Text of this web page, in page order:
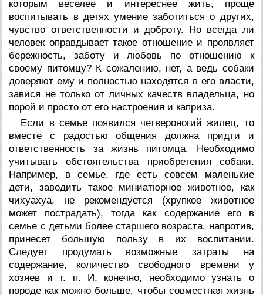
которым веселее и интереснее жить, проще
воспитывать в детях умение заботиться о других,
чувство ответственности и доброту. Но всегда ли
человек оправдывает такое отношение и проявляет
бережность, заботу и любовь по отношению к
своему питомцу? К сожалению, нет, а ведь собаки
доверяют ему и полностью находятся в его власти,
завися не только от личных качеств владельца, но
порой и просто от его настроения и каприза.
Если в семье появился четвероногий жилец, то
вместе с радостью общения должна придти и
ответственность за жизнь питомца. Необходимо
учитывать обстоятельства приобретения собаки.
Например, в семье, где есть совсем маленькие
дети, заводить такое миниатюрное животное, как
чихуахуа, не рекомендуется (хрупкое животное
может пострадать), тогда как содержание его в
семье с детьми более старшего возраста, напротив,
принесет большую пользу в их воспитании.
Следует продумать возможные затраты на
содержание, количество свободного времени у
хозяев и т. п. И, конечно, необходимо узнать о
породе как можно больше, чтобы совместная жизнь